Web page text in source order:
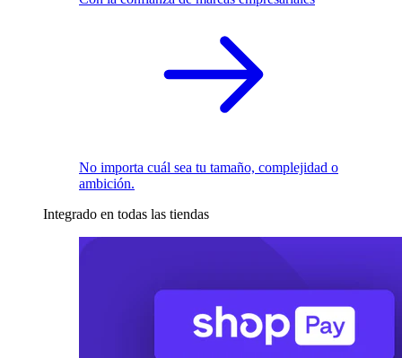
No importa cuál sea tu tamaño, complejidad o
ambición.
Integrado en todas las tiendas